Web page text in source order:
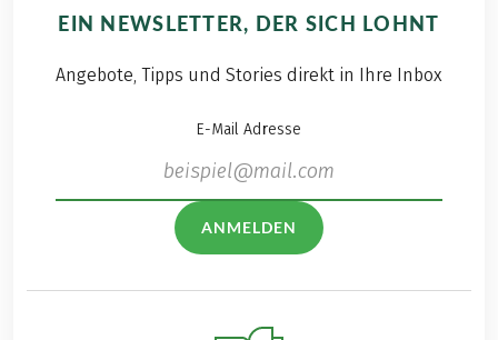
EIN NEWSLETTER, DER SICH LOHNT
Angebote, Tipps und Stories direkt in Ihre Inbox
E-Mail Adresse
ANMELDEN